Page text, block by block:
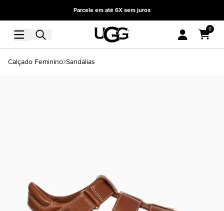
Parcele em até 6X sem juros
0
Calçado Feminino Sandálias